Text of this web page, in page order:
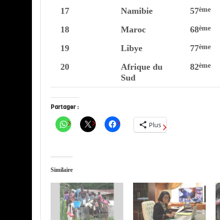
17 Namibie 57ème
18 Maroc 68ème
19 Libye 77ème
20
Afrique du
Sud
82ème
Partager :
Plus
Similaire